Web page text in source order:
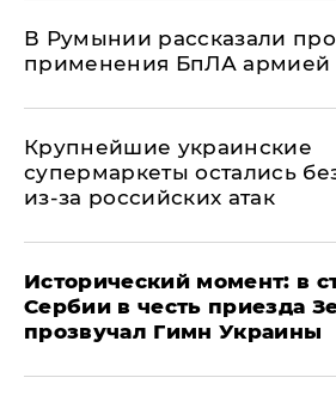
В Румынии рассказали про
применения БпЛА армией
Крупнейшие украинские
супермаркеты остались
из-за российских атак
Исторический момент: в
Сербии в честь приезда
прозвучал Гимн Украины